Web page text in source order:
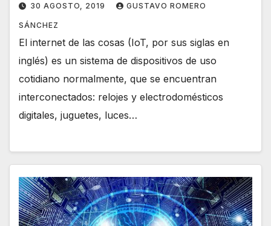
30 AGOSTO, 2019 GUSTAVO ROMERO
SÁNCHEZ
El internet de las cosas (IoT, por sus siglas en
inglés) es un sistema de dispositivos de uso
cotidiano normalmente, que se encuentran
interconectados: relojes y electrodomésticos
digitales, juguetes, luces…